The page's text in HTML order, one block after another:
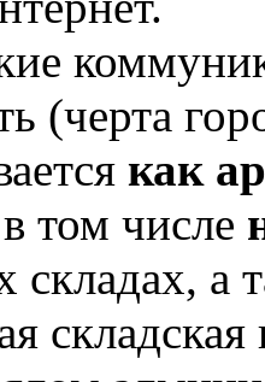
(черта
как
том числе
складах, а